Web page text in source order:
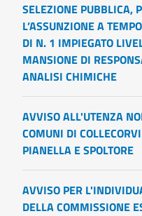
SELEZIONE PUBBLICA,
L’ASSUNZIONE A
DI N. 1 IMPIEGATO
MANSIONE DI
ANALISI CHIMICHE
AVVISO ALL'UTENZA
COMUNI DI
PIANELLA E SPOLTORE
AVVISO PER
DELLA COMMISSIONE